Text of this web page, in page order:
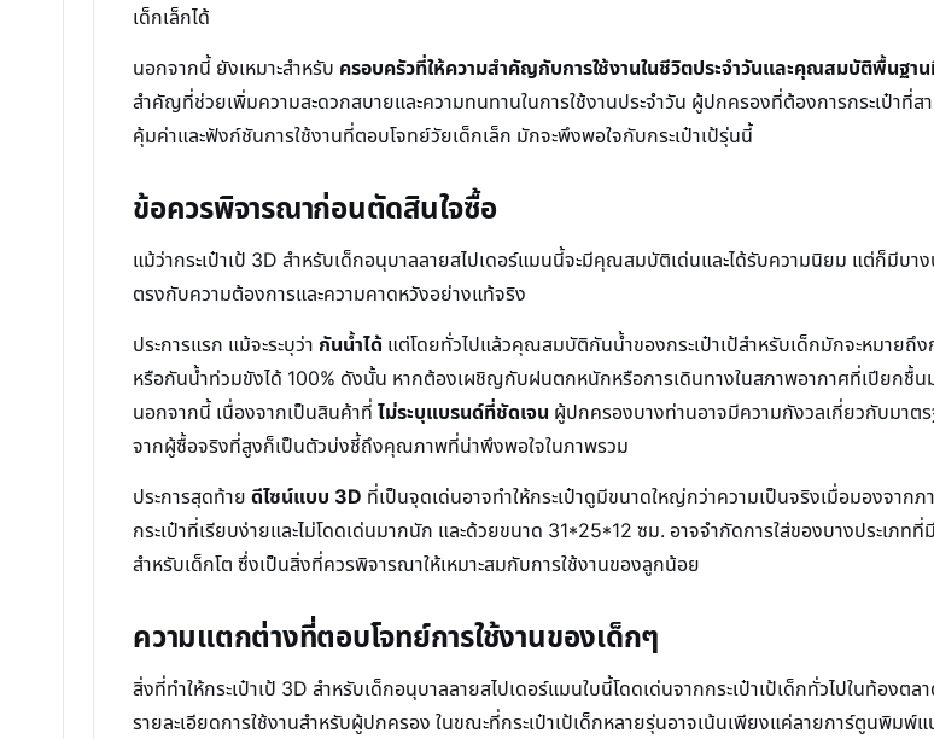
เด็กเล็กได้
นอกจากนี้ ยังเหมาะสำหรับ ครอบครัวที่ให้ความสำคัญกับการใช้งานในชีวิตประจำวันและคุณสมบัติพื้นฐา
สำคัญที่ช่วยเพิ่มความสะดวกสบายและความทนทานในการใช้งานประจำวัน ผู้ปกครองที่ต้องการกระเป๋าที่
คุ้มค่าและฟังก์ชันการใช้งานที่ตอบโจทย์วัยเด็กเล็ก มักจะพึงพอใจกับกระเป๋าเป้รุ่นนี้
ข้อควรพิจารณาก่อนตัดสินใจซื้อ
แม้ว่ากระเป๋าเป้ 3D สำหรับเด็กอนุบาลลายสไปเดอร์แมนนี้จะมีคุณสมบัติเด่นและได้รับความนิยม แต่ก็มีบ
ตรงกับความต้องการและความคาดหวังอย่างแท้จริง
ประการแรก แม้จะระบุว่า กันน้ำได้ แต่โดยทั่วไปแล้วคุณสมบัติกันน้ำของกระเป๋าเป้สำหรับเด็กมักจะหมายถึ
หรือกันน้ำท่วมขังได้ 100% ดังนั้น หากต้องเผชิญกับฝนตกหนักหรือการเดินทางในสภาพอากาศที่เปียกชื้
นอกจากนี้ เนื่องจากเป็นสินค้าที่ ไม่ระบุแบรนด์ที่ชัดเจน ผู้ปกครองบางท่านอาจมีความกังวลเกี่ยวกับมาตร
จากผู้ซื้อจริงที่สูงก็เป็นตัวบ่งชี้ถึงคุณภาพที่น่าพึงพอใจในภาพรวม
ประการสุดท้าย ดีไซน์แบบ 3D ที่เป็นจุดเด่นอาจทำให้กระเป๋าดูมีขนาดใหญ่กว่าความเป็นจริงเมื่อมองจา
กระเป๋าที่เรียบง่ายและไม่โดดเด่นมากนัก และด้วยขนาด 31*25*12 ซม. อาจจำกัดการใส่ของบางประเภ
สำหรับเด็กโต ซึ่งเป็นสิ่งที่ควรพิจารณาให้เหมาะสมกับการใช้งานของลูกน้อย
ความแตกต่างที่ตอบโจทย์การใช้งานของเด็กๆ
สิ่งที่ทำให้กระเป๋าเป้ 3D สำหรับเด็กอนุบาลลายสไปเดอร์แมนใบนี้โดดเด่นจากกระเป๋าเป้เด็กทั่วไปในท้อง
รายละเอียดการใช้งานสำหรับผู้ปกครอง ในขณะที่กระเป๋าเป้เด็กหลายรุ่นอาจเน้นเพียงแค่ลายการ์ตูนพิม